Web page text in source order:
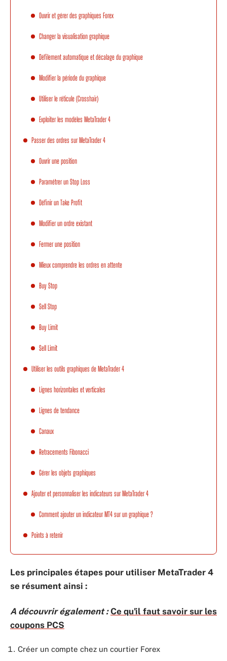
Ouvrir et gérer des graphiques Forex
Changer la visualisation graphique
Défilement automatique et décalage du graphique
Modifier la période du graphique
Utiliser le réticule (Crosshair)
Exploiter les modèles MetaTrader 4
Passer des ordres sur MetaTrader 4
Ouvrir une position
Paramétrer un Stop Loss
Définir un Take Profit
Modifier un ordre existant
Fermer une position
Mieux comprendre les ordres en attente
Buy Stop
Sell Stop
Buy Limit
Sell Limit
Utiliser les outils graphiques de MetaTrader 4
Lignes horizontales et verticales
Lignes de tendance
Canaux
Retracements Fibonacci
Gérer les objets graphiques
Ajouter et personnaliser les indicateurs sur MetaTrader 4
Comment ajouter un indicateur MT4 sur un graphique ?
Points à retenir
Les principales étapes pour utiliser MetaTrader 4
se résument ainsi :
A découvrir également : Ce qu'il faut savoir sur les
coupons PCS
Créer un compte chez un courtier Forex